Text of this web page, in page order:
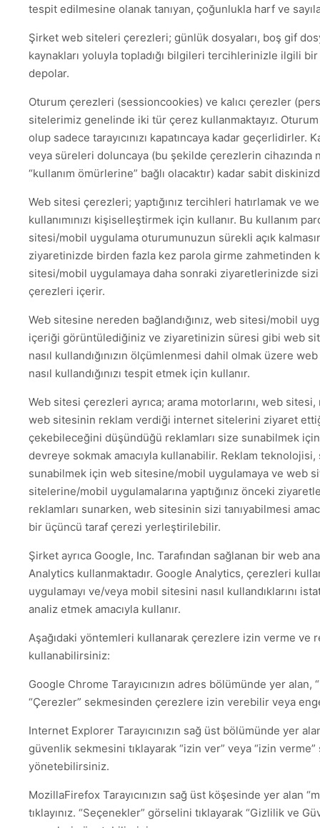
tespit edilmesine olanak tanıyan, çoğunlukla harf ve
Şirket web siteleri çerezleri; günlük dosyaları, boş gif
kaynakları yoluyla topladığı bilgileri tercihlerinizle ilgili
depolar.
Oturum çerezleri (sessioncookies) ve kalıcı çerezler
sitelerimiz genelinde iki tür çerez kullanmaktayız.
olup sadece tarayıcınızı kapatıncaya kadar geçerlidirler.
veya süreleri doluncaya (bu şekilde çerezlerin cihazında
“kullanım ömürlerine” bağlı olacaktır) kadar sabit
Web sitesi çerezleri; yaptığınız tercihleri hatırlamak ve
kullanımınızı kişiselleştirmek için kullanır. Bu kullanım
sitesi/mobil uygulama oturumunuzun sürekli açık
ziyaretinizde birden fazla kez parola girme zahmetinden
sitesi/mobil uygulamaya daha sonraki ziyaretlerinizde sizi
çerezleri içerir.
Web sitesine nereden bağlandığınız, web sitesi/mobil
içeriği görüntülediğiniz ve ziyaretinizin süresi gibi web
nasıl kullandığınızın ölçümlenmesi dahil olmak üzere
nasıl kullandığınızı tespit etmek için kullanır.
Web sitesi çerezleri ayrıca; arama motorlarını, web sitesi,
web sitesinin reklam verdiği internet sitelerini ziyaret
çekebileceğini düşündüğü reklamları size sunabilmek
devreye sokmak amacıyla kullanabilir. Reklam
sunabilmek için web sitesine/mobil uygulamaya ve web
sitelerine/mobil uygulamalarına yaptığınız önceki
reklamları sunarken, web sitesinin sizi tanıyabilmesi
bir üçüncü taraf çerezi yerleştirilebilir.
Şirket ayrıca Google, Inc. Tarafından sağlanan bir web
Analytics kullanmaktadır. Google Analytics, çerezleri
uygulamayı ve/veya mobil sitesini nasıl kullandıklarını
analiz etmek amacıyla kullanır.
Aşağıdaki yöntemleri kullanarak çerezlere izin verme ve
kullanabilirsiniz:
Google Chrome Tarayıcınızın adres bölümünde yer alan,
“Çerezler” sekmesinden çerezlere izin verebilir veya
Internet Explorer Tarayıcınızın sağ üst bölümünde yer
güvenlik sekmesini tıklayarak “izin ver” veya “izin
yönetebilirsiniz.
MozillaFirefox Tarayıcınızın sağ üst köşesinde yer alan
tıklayınız. “Seçenekler” görselini tıklayarak “Gizlilik ve